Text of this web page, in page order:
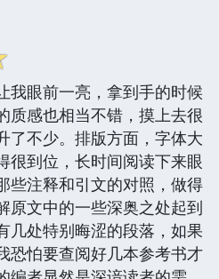
我眼前一亮，拿到手的时候
质感也相当不错，摸上去很
了不少。排版方面，字体大
很到位，长时间阅读下来眼
些注释和引文的对照，做得
原文中的一些深奥之处起到
几处特别晦涩的段落，如果
恐怕要查阅好几本参考书才